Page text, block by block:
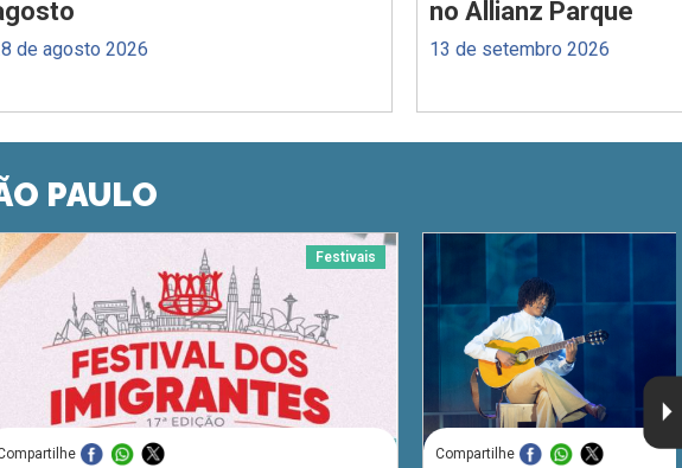
de agosto 2026
no Allianz Parque
13 de setembro 2026
PAULO
Festivais
Compartilhe